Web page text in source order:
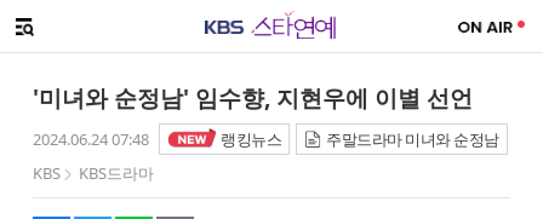
메뉴 열기
'미녀와 순정남' 임수향, 지현우에 이별 선언
2024.06.24 07:48 랭킹뉴스
주말드라마 미녀와 순정남
KBS
KBS드라마
페이스북
트위터
네이버
URL복사
글씨 작게보기
글씨 크게보기